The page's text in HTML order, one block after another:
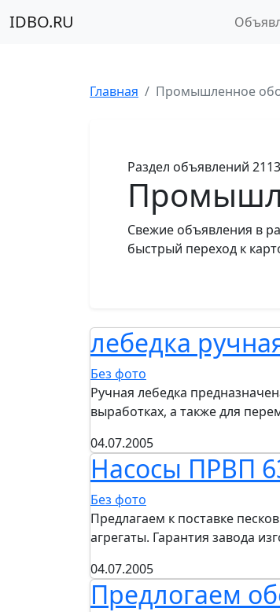
IDBO.RU
Главная Промышленное
Раздел объявлений
Свежие объявления в
быстрый переход к
лебедка
Без фото
Ручная лебедка
выработках, а также для
04.07.2005
Насосы ПРВП
Без фото
Предлагаем к поставке
агрегаты. Гарантия завода
04.07.2005
Предлогаем